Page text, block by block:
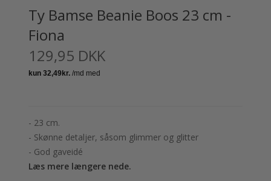
Ty Bamse Beanie Boos 23 cm -
Fiona
129,95 DKK
- 23 cm.
- Skønne detaljer, såsom glimmer og glitter
- God gaveidé
Læs mere længere nede.